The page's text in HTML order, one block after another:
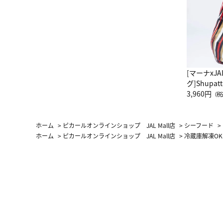
[マーナ
グ
グ Drop
3,960円 （
ホーム > ピカールオンラインショップ JAL Mall店 > シーフード >
ホーム > ピカールオンラインショップ JAL Mall店 >冷蔵庫解凍OK